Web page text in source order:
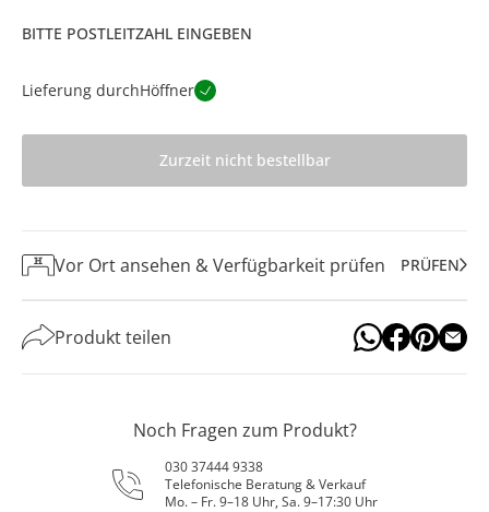
BITTE POSTLEITZAHL EINGEBEN
Lieferung durchHöffner
Zurzeit nicht bestellbar
Vor Ort ansehen & Verfügbarkeit prüfen PRÜFEN
Produkt teilen
Noch Fragen zum Produkt?
030 37444 9338
Telefonische Beratung & Verkauf
Mo. – Fr. 9–18 Uhr, Sa. 9–17:30 Uhr